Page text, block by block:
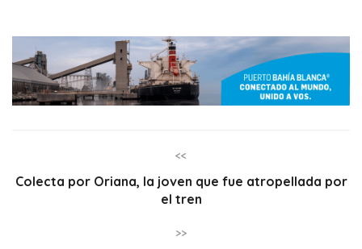
<<
Colecta por Oriana, la joven que fue atropellada por
el tren
>>